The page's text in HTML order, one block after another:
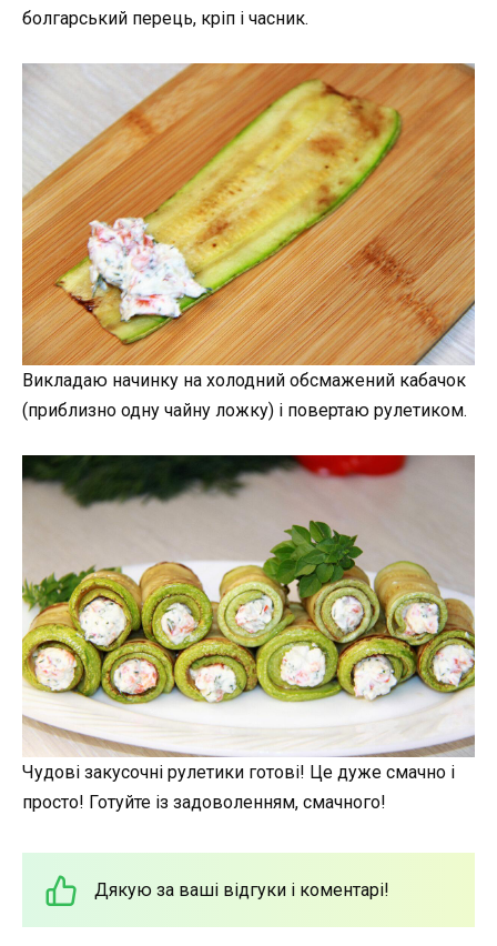
болгарський перець, кріп і часник.
Викладаю начинку на холодний обсмажений кабачок
(приблизно одну чайну ложку) і повертаю рулетиком.
Чудові закусочні рулетики готові! Це дуже смачно і
просто! Готуйте із задоволенням, смачного!
Дякую за ваші відгуки і коментарі!